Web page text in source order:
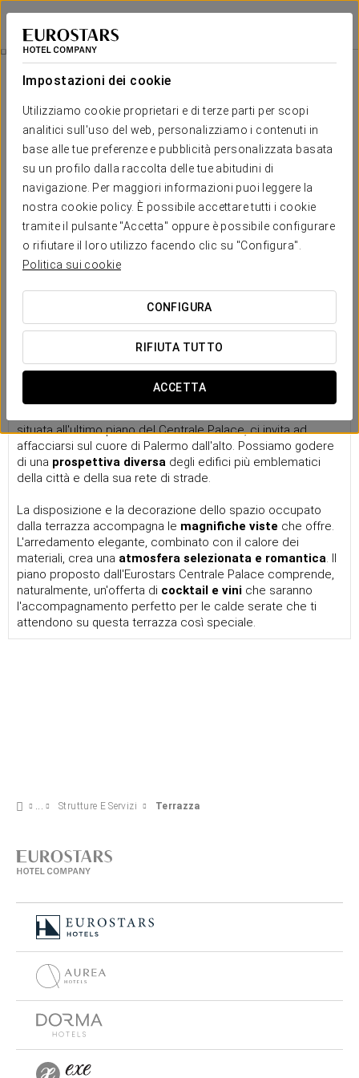
Impostazioni dei cookie
Utilizziamo cookie proprietari e di terze parti per scopi
analitici sull'uso del web, personalizziamo i contenuti in
base alle tue preferenze e pubblicità personalizzata basata
su un profilo dalla raccolta delle tue abitudini di
navigazione. Per maggiori informazioni puoi leggere la
nostra cookie policy. È possibile accettare tutti i cookie
tramite il pulsante "Accetta" oppure è possibile configurare
o rifiutare il loro utilizzo facendo clic su "Configura".
Politica sui cookie
CONFIGURA
RIFIUTA TUTTO
ACCETTA
Eurostars Centrale Palace
PALERMO
Terrazza
Terrazza
terrazza dell'Eurostars Centrale Palace
singolare edificio in cui si trova l'hotel, un crogiolo di storia e
situata all'ultimo piano del Centrale Palace, ci invita ad
affacciarsi sul cuore di Palermo dall'alto. Possiamo godere
di una prospettiva diversa degli edifici più emblematici
della città e della sua rete di strade.
La disposizione e la decorazione dello spazio occupato
dalla terrazza accompagna le magnifiche viste che offre.
L'arredamento elegante, combinato con il calore dei
materiali, crea una atmosfera selezionata e romantica. Il
piano proposto dall'Eurostars Centrale Palace comprende,
naturalmente, un'offerta di cocktail e vini che saranno
l'accompagnamento perfetto per le calde serate che ti
attendono su questa terrazza così speciale.
Strutture E Servizi Terrazza